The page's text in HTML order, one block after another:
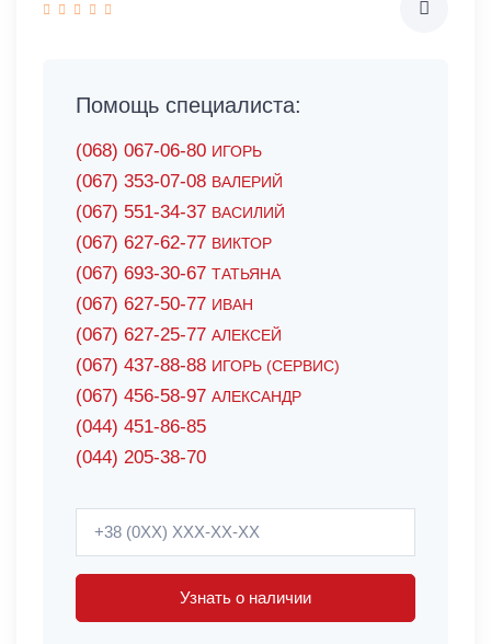
Помощь специалиста:
(068) 067-06-80 ИГОРЬ
(067) 353-07-08 ВАЛЕРИЙ
(067) 551-34-37 ВАСИЛИЙ
(067) 627-62-77 ВИКТОР
(067) 693-30-67 ТАТЬЯНА
(067) 627-50-77 ИВАН
(067) 627-25-77 АЛЕКСЕЙ
(067) 437-88-88 ИГОРЬ (СЕРВИС)
(067) 456-58-97 АЛЕКСАНДР
(044) 451-86-85
(044) 205-38-70
Узнать о наличии